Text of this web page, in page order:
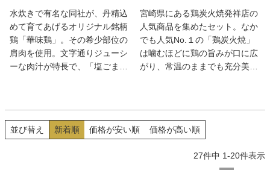
水炊きで有名な同社が、丹精込
めて育てあげるオリジナル銘柄
鶏「華味鶏」。その希少部位の
肩肉を使用。文字通りジューシ
ーな肉汁が特長で、「塩ごま油
だ。
宮崎県にある鶏炭火焼発祥店の
人気商品を集めたセット。なか
でも人気No.１の「鶏炭火焼」
は噛むほどに鶏の旨みが口に広
がり、常温のままでも充分美味
まうまチキンロール」も絶品
だ。
並び替え 新着順 価格が安い順 価格が高い順
27件中 1-20件表示